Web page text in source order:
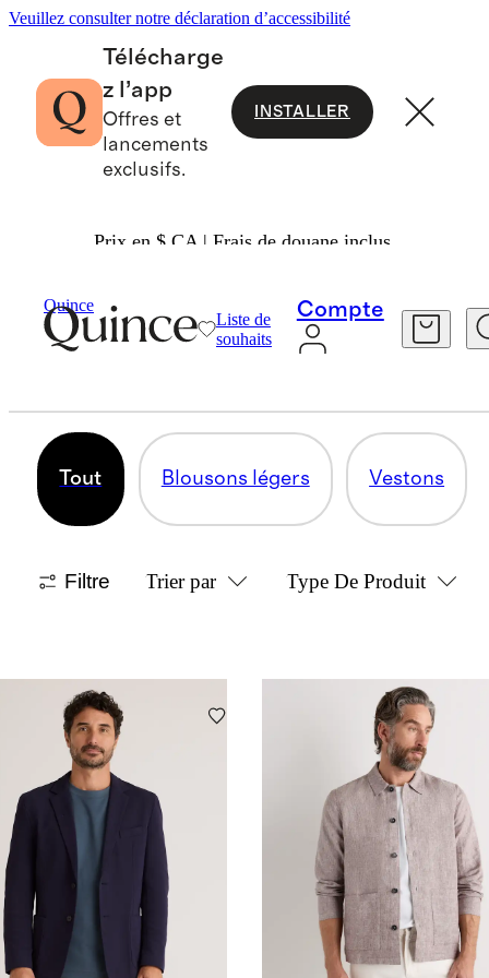
Veuillez consulter notre déclaration d’accessibilité
Télécharge
z l’app
Offres et
lancements
exclusifs.
INSTALLER
Prix en $ CA | Frais de douane inclus.
Quince
Liste de
souhaits
Compte
Blousons
BLOUSONS ET MANTEAUX
Tout Blousons légers Vestons
Filtre Trier par Type De Produit